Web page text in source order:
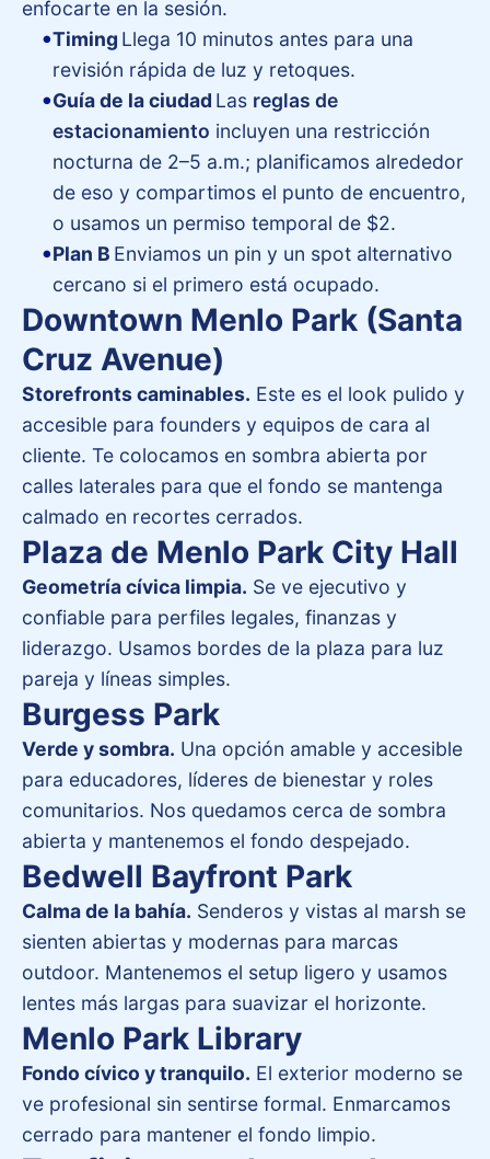
enfocarte en la sesión.
Timing Llega 10 minutos antes para una
revisión rápida de luz y retoques.
Guía de la ciudad Las reglas de
estacionamiento incluyen una restricción
nocturna de 2–5 a.m.; planificamos alrededor
de eso y compartimos el punto de encuentro,
o usamos un permiso temporal de $2.
Plan B Enviamos un pin y un spot alternativo
cercano si el primero está ocupado.
Downtown Menlo Park (Santa
Cruz Avenue)
Storefronts caminables. Este es el look pulido y
accesible para founders y equipos de cara al
cliente. Te colocamos en sombra abierta por
calles laterales para que el fondo se mantenga
calmado en recortes cerrados.
Plaza de Menlo Park City Hall
Geometría cívica limpia. Se ve ejecutivo y
confiable para perfiles legales, finanzas y
liderazgo. Usamos bordes de la plaza para luz
pareja y líneas simples.
Burgess Park
Verde y sombra. Una opción amable y accesible
para educadores, líderes de bienestar y roles
comunitarios. Nos quedamos cerca de sombra
abierta y mantenemos el fondo despejado.
Bedwell Bayfront Park
Calma de la bahía. Senderos y vistas al marsh se
sienten abiertas y modernas para marcas
outdoor. Mantenemos el setup ligero y usamos
lentes más largas para suavizar el horizonte.
Menlo Park Library
Fondo cívico y tranquilo. El exterior moderno se
ve profesional sin sentirse formal. Enmarcamos
cerrado para mantener el fondo limpio.